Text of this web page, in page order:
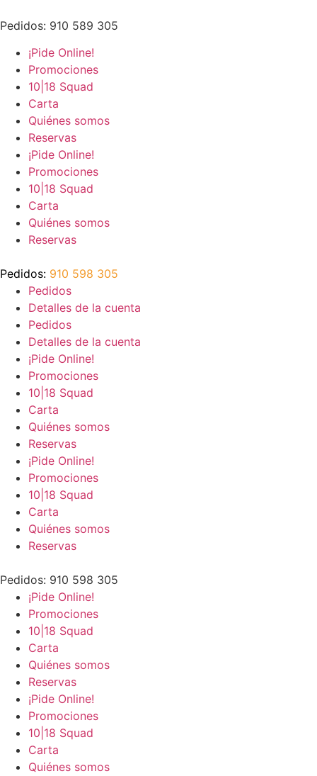
al
Pedidos: 910 589 305
¡Pide Online!
Promociones
10|18 Squad
Carta
Quiénes somos
Reservas
¡Pide Online!
Promociones
10|18 Squad
Carta
Quiénes somos
Reservas
Pedidos: 910 598 305
Pedidos
Detalles de la cuenta
Pedidos
Detalles de la cuenta
¡Pide Online!
Promociones
10|18 Squad
Carta
Quiénes somos
Reservas
¡Pide Online!
Promociones
10|18 Squad
Carta
Quiénes somos
Reservas
Pedidos: 910 598 305
¡Pide Online!
Promociones
10|18 Squad
Carta
Quiénes somos
Reservas
¡Pide Online!
Promociones
10|18 Squad
Carta
Quiénes somos